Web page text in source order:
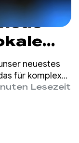
neuestes
für komplexes
Tool-Aufrufe
Lesezeit